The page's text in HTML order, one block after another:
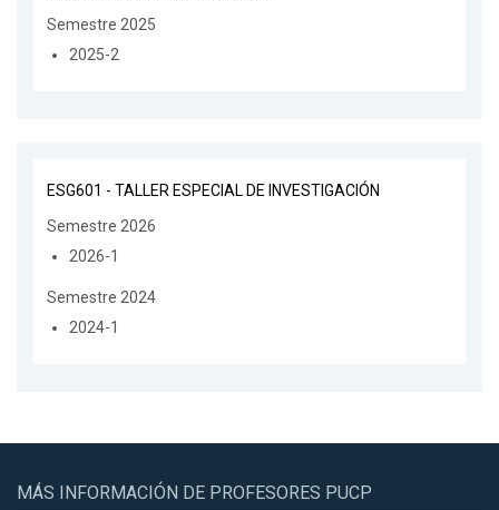
Semestre 2025
2025-2
ESG601 - TALLER ESPECIAL DE INVESTIGACIÓN
Semestre 2026
2026-1
Semestre 2024
2024-1
MÁS INFORMACIÓN DE PROFESORES PUCP